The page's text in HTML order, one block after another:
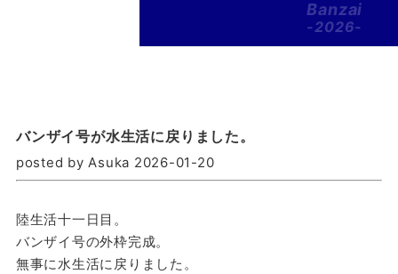
Banzai
-2026-
バンザイ号が水生活に戻りました。
posted by Asuka 2026-01-20
陸生活十一日目。
バンザイ号の外枠完成。
無事に水生活に戻りました。